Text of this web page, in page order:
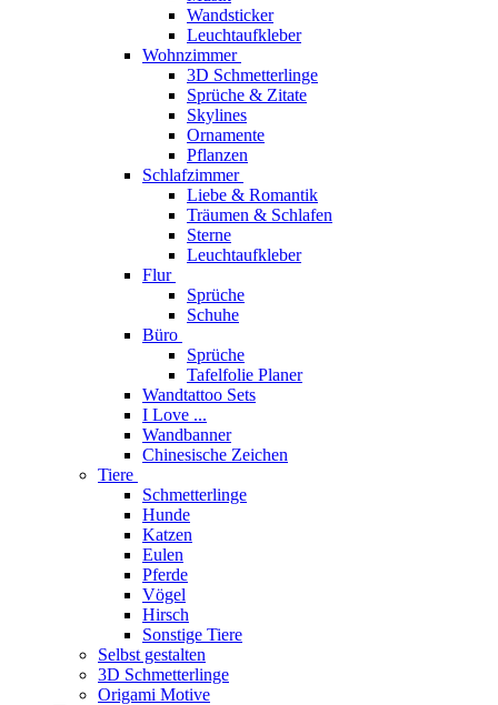
Wandsticker
Leuchtaufkleber
Wohnzimmer
3D Schmetterlinge
Sprüche & Zitate
Skylines
Ornamente
Pflanzen
Schlafzimmer
Liebe & Romantik
Träumen & Schlafen
Sterne
Leuchtaufkleber
Flur
Sprüche
Schuhe
Büro
Sprüche
Tafelfolie Planer
Wandtattoo Sets
I Love ...
Wandbanner
Chinesische Zeichen
Tiere
Schmetterlinge
Hunde
Katzen
Eulen
Pferde
Vögel
Hirsch
Sonstige Tiere
Selbst gestalten
3D Schmetterlinge
Origami Motive